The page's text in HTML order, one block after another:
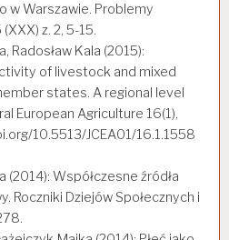
w Warszawie. Problemy
z. 2, 5-15.
Radosław Kala (2015):
of livestock and mixed
states. A regional level
European Agriculture 16(1),
10.5513/JCEA01/16.1.1558
(2014): Współczesne źródła
Roczniki Dziejów Społecznych i